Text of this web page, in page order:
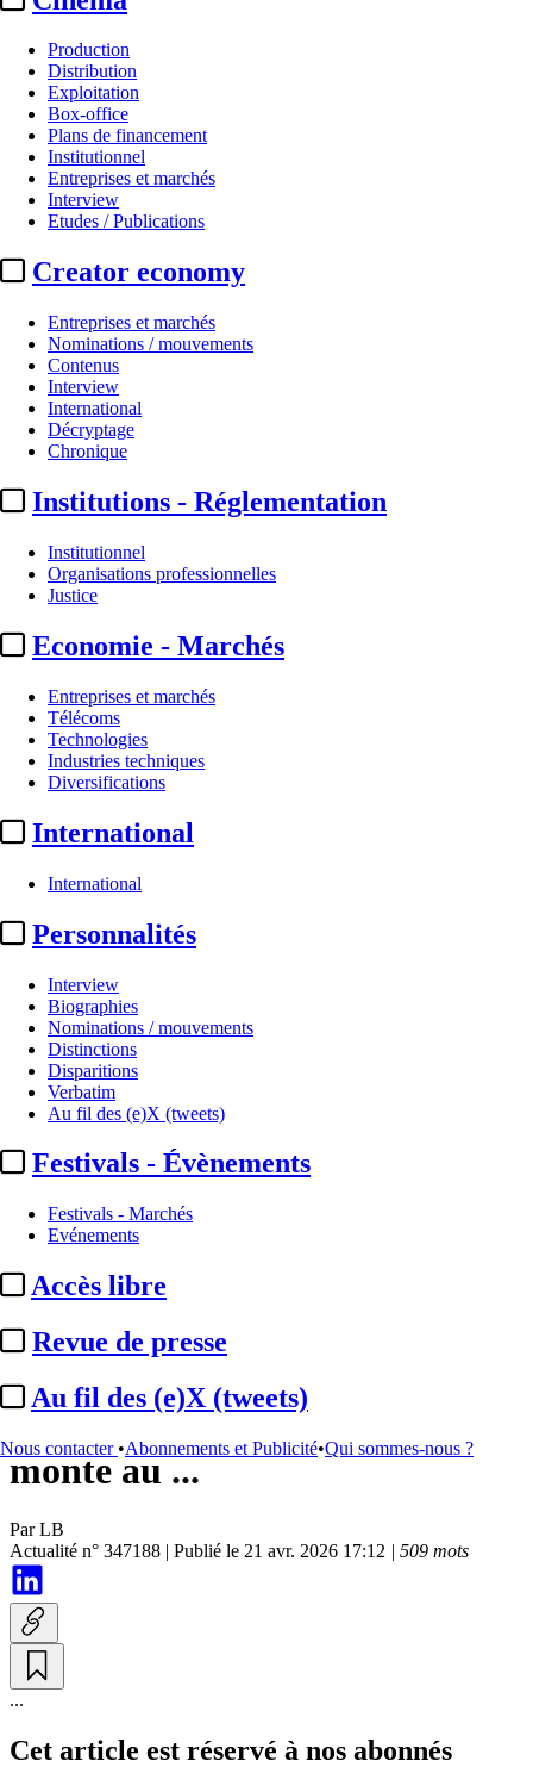
Production
Distribution
Exploitation
Box-office
Plans de financement
Institutionnel
Entreprises et marchés
Interview
Etudes / Publications
Creator economy
Entreprises et marchés
Nominations / mouvements
Contenus
Interview
International
Décryptage
Chronique
Institutions - Réglementation
Institutionnel
Organisations professionnelles
Justice
Economie - Marchés
Entreprises et marchés
Télécoms
Technologies
Industries techniques
Diversifications
International
International
Personnalités
Interview
Biographies
Nominations / mouvements
Distinctions
Disparitions
Verbatim
Au fil des (e)X (tweets)
Festivals - Évènements
Festivals - Marchés
Evénements
Accès libre
Revue de presse
Au fil des (e)X (tweets)
Nous contacter •Abonnements et Publicité•Qui sommes-nous ?
Institutionnel
AgoraEU :le secteur du
cinéma et de l’audiovisuel
monte au ...
ParLB
Actualité n° 347188 | Publié le 21 avr. 2026 17:12 | 509 mots
...
Cet article est réservé à nos abonnés